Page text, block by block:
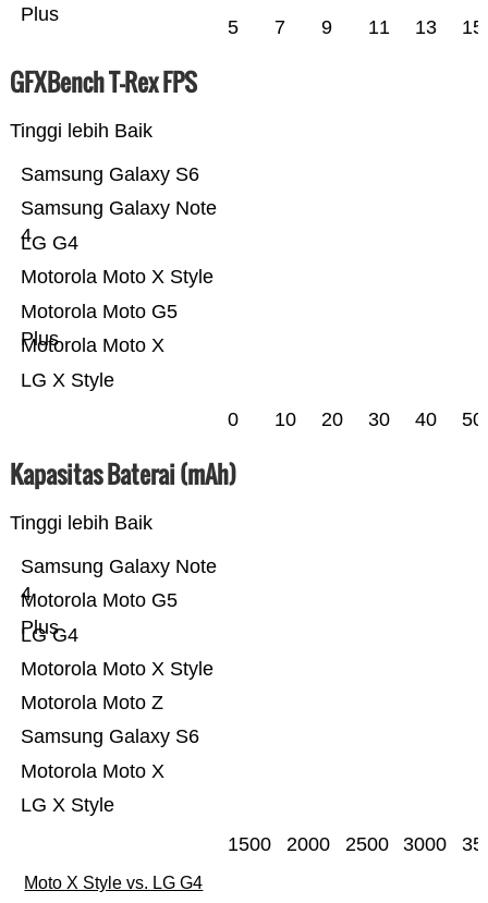
Plus
5 7 9 11 13 15
GFXBench T-Rex FPS
Tinggi lebih Baik
LG X Style
Motorola Moto X
Motorola Moto G5
Plus
Motorola Moto X Style
LG G4
Samsung Galaxy Note
4
Samsung Galaxy S6
0 10 20 30 40 50
Kapasitas Baterai (mAh)
Tinggi lebih Baik
LG X Style
Motorola Moto X
Samsung Galaxy S6
Motorola Moto Z
Motorola Moto X Style
LG G4
Motorola Moto G5
Plus
Samsung Galaxy Note
4
1500 2000 2500 3000
Moto X Style vs. LG G4